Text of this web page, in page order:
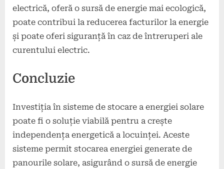
electrică, oferă o sursă de energie mai ecologică,
poate contribui la reducerea facturilor la energie
și poate oferi siguranță în caz de întreruperi ale
curentului electric.
Concluzie
Investiția în sisteme de stocare a energiei solare
poate fi o soluție viabilă pentru a crește
independența energetică a locuinței. Aceste
sisteme permit stocarea energiei generate de
panourile solare, asigurând o sursă de energie